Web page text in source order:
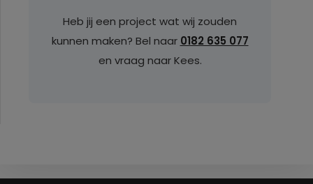
Heb jij een project wat wij zouden
kunnen maken? Bel naar 0182 635 077
en vraag naar Kees.